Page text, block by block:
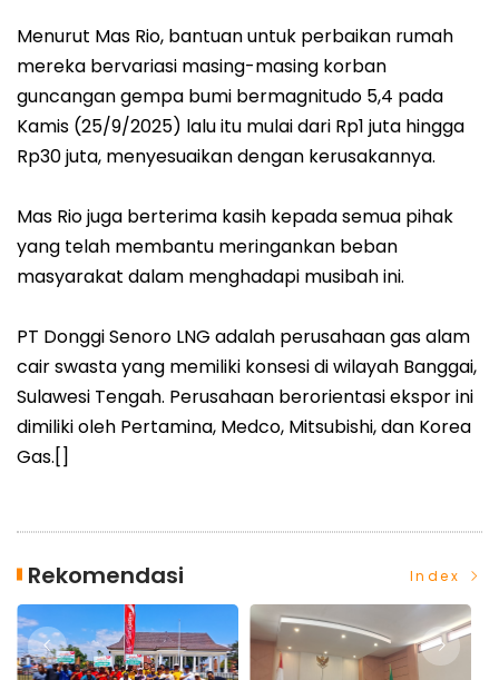
Menurut Mas Rio, bantuan untuk perbaikan rumah
mereka bervariasi masing-masing korban
guncangan gempa bumi bermagnitudo 5,4 pada
Kamis (25/9/2025) lalu itu mulai dari Rp1 juta hingga
Rp30 juta, menyesuaikan dengan kerusakannya.
Mas Rio juga berterima kasih kepada semua pihak
yang telah membantu meringankan beban
masyarakat dalam menghadapi musibah ini.
PT Donggi Senoro LNG adalah perusahaan gas alam
cair swasta yang memiliki konsesi di wilayah Banggai,
Sulawesi Tengah. Perusahaan berorientasi ekspor ini
dimiliki oleh Pertamina, Medco, Mitsubishi, dan Korea
Gas.[]
Rekomendasi Index